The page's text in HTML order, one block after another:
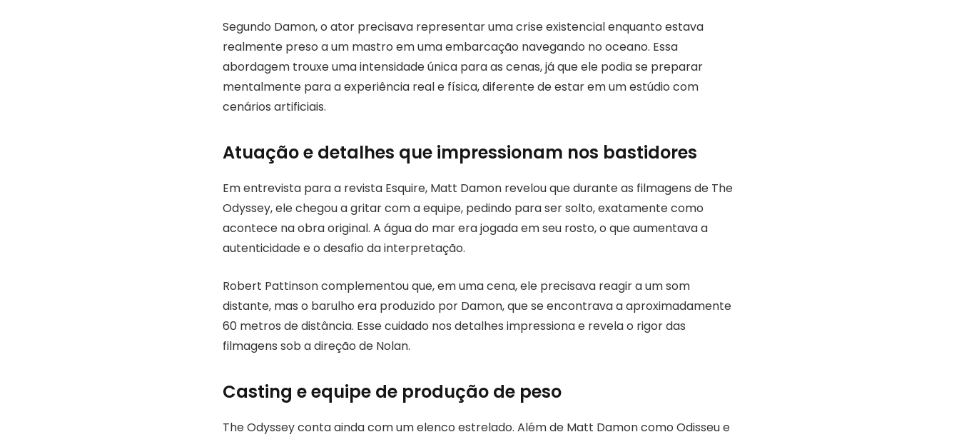
Segundo Damon, o ator precisava representar uma crise existencial enquanto estava
realmente preso a um mastro em uma embarcação navegando no oceano. Essa
abordagem trouxe uma intensidade única para as cenas, já que ele podia se preparar
mentalmente para a experiência real e física, diferente de estar em um estúdio com
cenários artificiais.
Atuação e detalhes que impressionam nos bastidores
Em entrevista para a revista Esquire, Matt Damon revelou que durante as filmagens de The
Odyssey, ele chegou a gritar com a equipe, pedindo para ser solto, exatamente como
acontece na obra original. A água do mar era jogada em seu rosto, o que aumentava a
autenticidade e o desafio da interpretação.
Robert Pattinson complementou que, em uma cena, ele precisava reagir a um som
distante, mas o barulho era produzido por Damon, que se encontrava a aproximadamente
60 metros de distância. Esse cuidado nos detalhes impressiona e revela o rigor das
filmagens sob a direção de Nolan.
Casting e equipe de produção de peso
The Odyssey conta ainda com um elenco estrelado. Além de Matt Damon como Odisseu e